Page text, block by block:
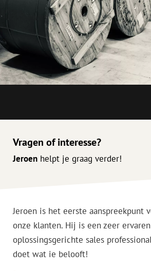
Specialty
Tweedehands
Tweedehands
Tweedehands
Vragen of interesse?
Jeroen helpt je graag verder!
Jeroen is het eerste aanspreekpunt
onze klanten. Hij is een zeer
oplossingsgerichte sales
doet wat ie belooft!